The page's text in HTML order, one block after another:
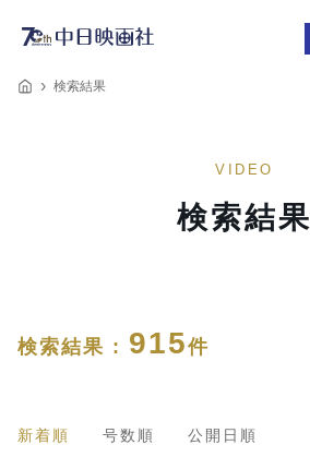
検索結果
VIDEO
検索結果
検索結果 : 915件
新着順 号数順 公開日順